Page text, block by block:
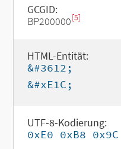
GCGID:
BP200000[5]
HTML-Entität:
&#3612;
&#xE1C;
UTF-8-Kodierung:
0xE0 0xB8 0x9C